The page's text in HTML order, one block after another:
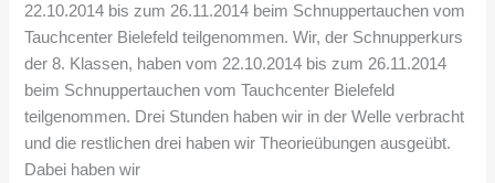
22.10.2014 bis zum 26.11.2014 beim Schnuppertauchen vom
Tauchcenter Bielefeld teilgenommen. Wir, der Schnupperkurs
der 8. Klassen, haben vom 22.10.2014 bis zum 26.11.2014
beim Schnuppertauchen vom Tauchcenter Bielefeld
teilgenommen. Drei Stunden haben wir in der Welle verbracht
und die restlichen drei haben wir Theorieübungen ausgeübt.
Dabei haben wir